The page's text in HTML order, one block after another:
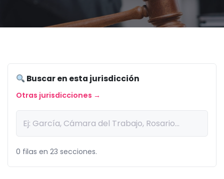
Buscar en esta jurisdicción
Otras jurisdicciones →
0 filas en 23 secciones.